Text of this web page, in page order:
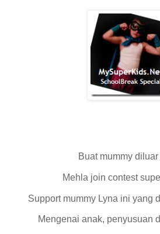
Buat mummy diluar
Mehla join contest
Support mummy Lyna ini yang
Mengenai anak, penyusuan